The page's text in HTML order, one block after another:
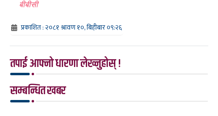
बीबीसी
प्रकाशित : २०८१ श्रावण १०, बिहीबार ०९:२६
तपाई आफ्नो धारणा लेख्नुहोस् !
सम्बन्धित खबर